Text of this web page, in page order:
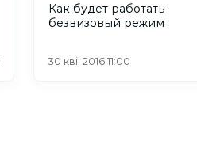
Как будет работать
безвизовый режим
30 кві. 2016 11:00